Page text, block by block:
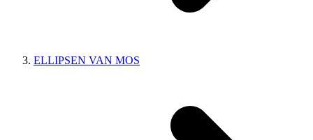
ELLIPSEN VAN MOS